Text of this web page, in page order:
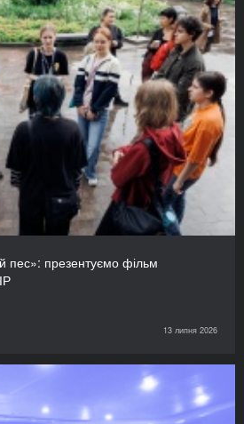
пес»: презентуємо фільм
13 липня 2026